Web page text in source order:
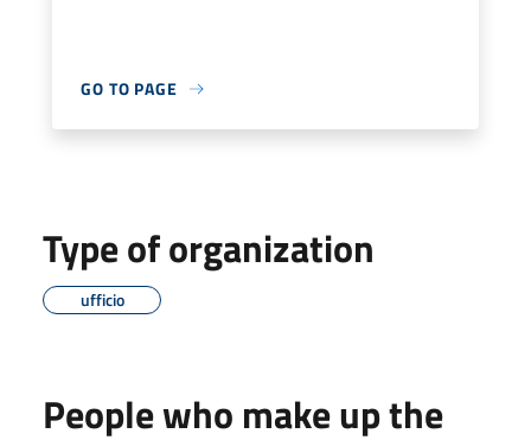
GO TO PAGE
Type of organization
ufficio
People who make up the